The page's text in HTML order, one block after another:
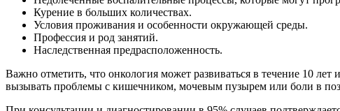
Курение в больших количествах.
Условия проживания и особенности окружающей среды.
Профессия и род занятий.
Наследственная предрасположенность.
Важно отметить, что онкология может развиваться в течение 10
вызывать проблемы с кишечником, мочевым пузырем или боли в